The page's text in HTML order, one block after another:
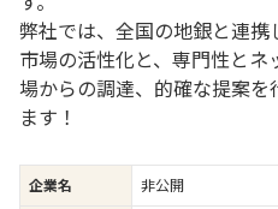
弊社では、全国の地銀と連
市場の活性化と、専門性と
場からの調達、的確な提案
ます！
企業名
非公開